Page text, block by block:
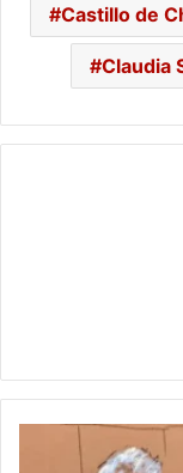
Castillo de
Claudia